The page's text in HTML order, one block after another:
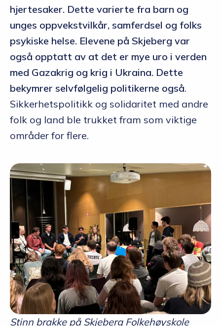
hjertesaker. Dette varierte fra barn og
unges oppvekstvilkår, samferdsel og folks
psykiske helse. Elevene på Skjeberg var
også opptatt av at det er mye uro i verden
med Gazakrig og krig i Ukraina. Dette
bekymrer selvfølgelig politikerne også.
Sikkerhetspolitikk og solidaritet med andre
folk og land ble trukket fram som viktige
områder for flere.
Stinn brakke på Skjeberg Folkehøyskole